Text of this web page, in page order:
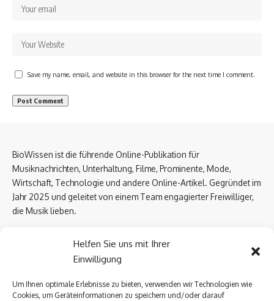
Helfen Sie uns mit Ihrer
Einwilligung
Um Ihnen optimale Erlebnisse zu bieten, verwenden wir Technologien wie
Cookies, um Geräteinformationen zu speichern und/oder darauf
Save my name, email, and website in this browser for the next time I comment.
BioWissen ist die führende Online-Publikation für
Musiknachrichten, Unterhaltung, Filme, Prominente, Mode,
Wirtschaft, Technologie und andere Online-Artikel. Gegründet im
Jahr 2025 und geleitet von einem Team engagierter Freiwilliger,
die Musik lieben.
Über uns